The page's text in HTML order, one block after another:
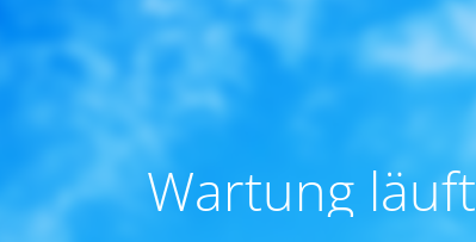
Wartung läuft